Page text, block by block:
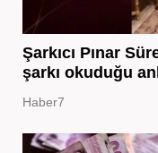
Şarkıcı Pınar
şarkı okuduğu
Haber7